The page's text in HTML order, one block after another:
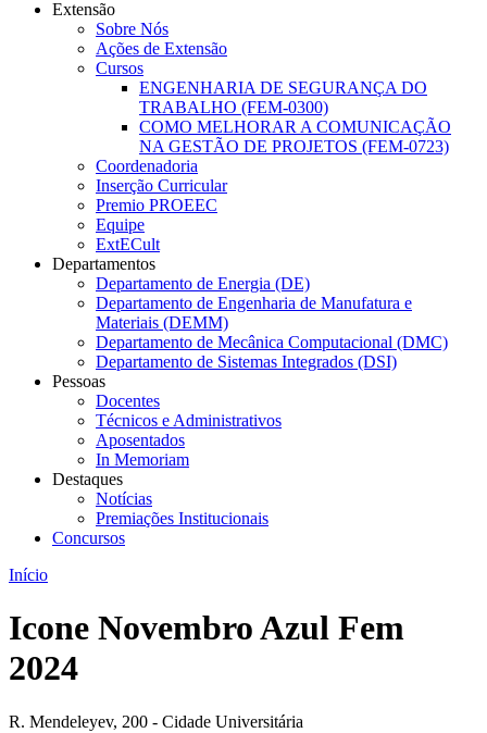
Extensão
Sobre Nós
Ações de Extensão
Cursos
ENGENHARIA DE SEGURANÇA DO
TRABALHO (FEM-0300)
COMO MELHORAR A COMUNICAÇÃO
NA GESTÃO DE PROJETOS (FEM-0723)
Coordenadoria
Inserção Curricular
Premio PROEEC
Equipe
ExtECult
Departamentos
Departamento de Energia (DE)
Departamento de Engenharia de Manufatura e
Materiais (DEMM)
Departamento de Mecânica Computacional (DMC)
Departamento de Sistemas Integrados (DSI)
Pessoas
Docentes
Técnicos e Administrativos
Aposentados
In Memoriam
Destaques
Notícias
Premiações Institucionais
Concursos
Início
Icone Novembro Azul Fem
2024
R. Mendeleyev, 200 - Cidade Universitária